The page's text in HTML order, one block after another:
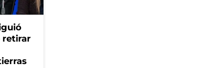
retirar